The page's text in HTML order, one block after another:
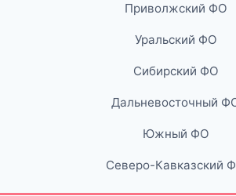
Приволжский ФО
Уральский ФО
Сибирский ФО
Дальневосточный
Южный ФО
Северо-Кавказский